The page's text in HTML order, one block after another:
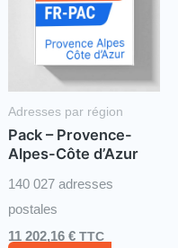
Adresses par région
Pack – Provence-
Alpes-Côte d’Azur
140 027 adresses
postales
11 202,16 € TTC